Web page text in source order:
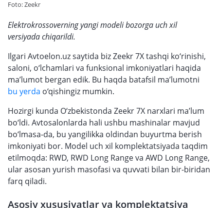
Foto: Zeekr
Elektrokrossoverning yangi modeli bozorga uch xil
versiyada chiqarildi.
Ilgari Avtoelon.uz saytida biz Zeekr 7X tashqi ko‘rinishi,
saloni, o‘lchamlari va funksional imkoniyatlari haqida
ma’lumot bergan edik. Bu haqda batafsil ma’lumotni
bu yerda o‘qishingiz mumkin.
Hozirgi kunda O‘zbekistonda Zeekr 7X narxlari ma’lum
bo‘ldi. Avtosalonlarda hali ushbu mashinalar mavjud
bo‘lmasa-da, bu yangilikka oldindan buyurtma berish
imkoniyati bor. Model uch xil komplektatsiyada taqdim
etilmoqda: RWD, RWD Long Range va AWD Long Range,
ular asosan yurish masofasi va quvvati bilan bir-biridan
farq qiladi.
Asosiy xususiyatlar va komplektatsiya